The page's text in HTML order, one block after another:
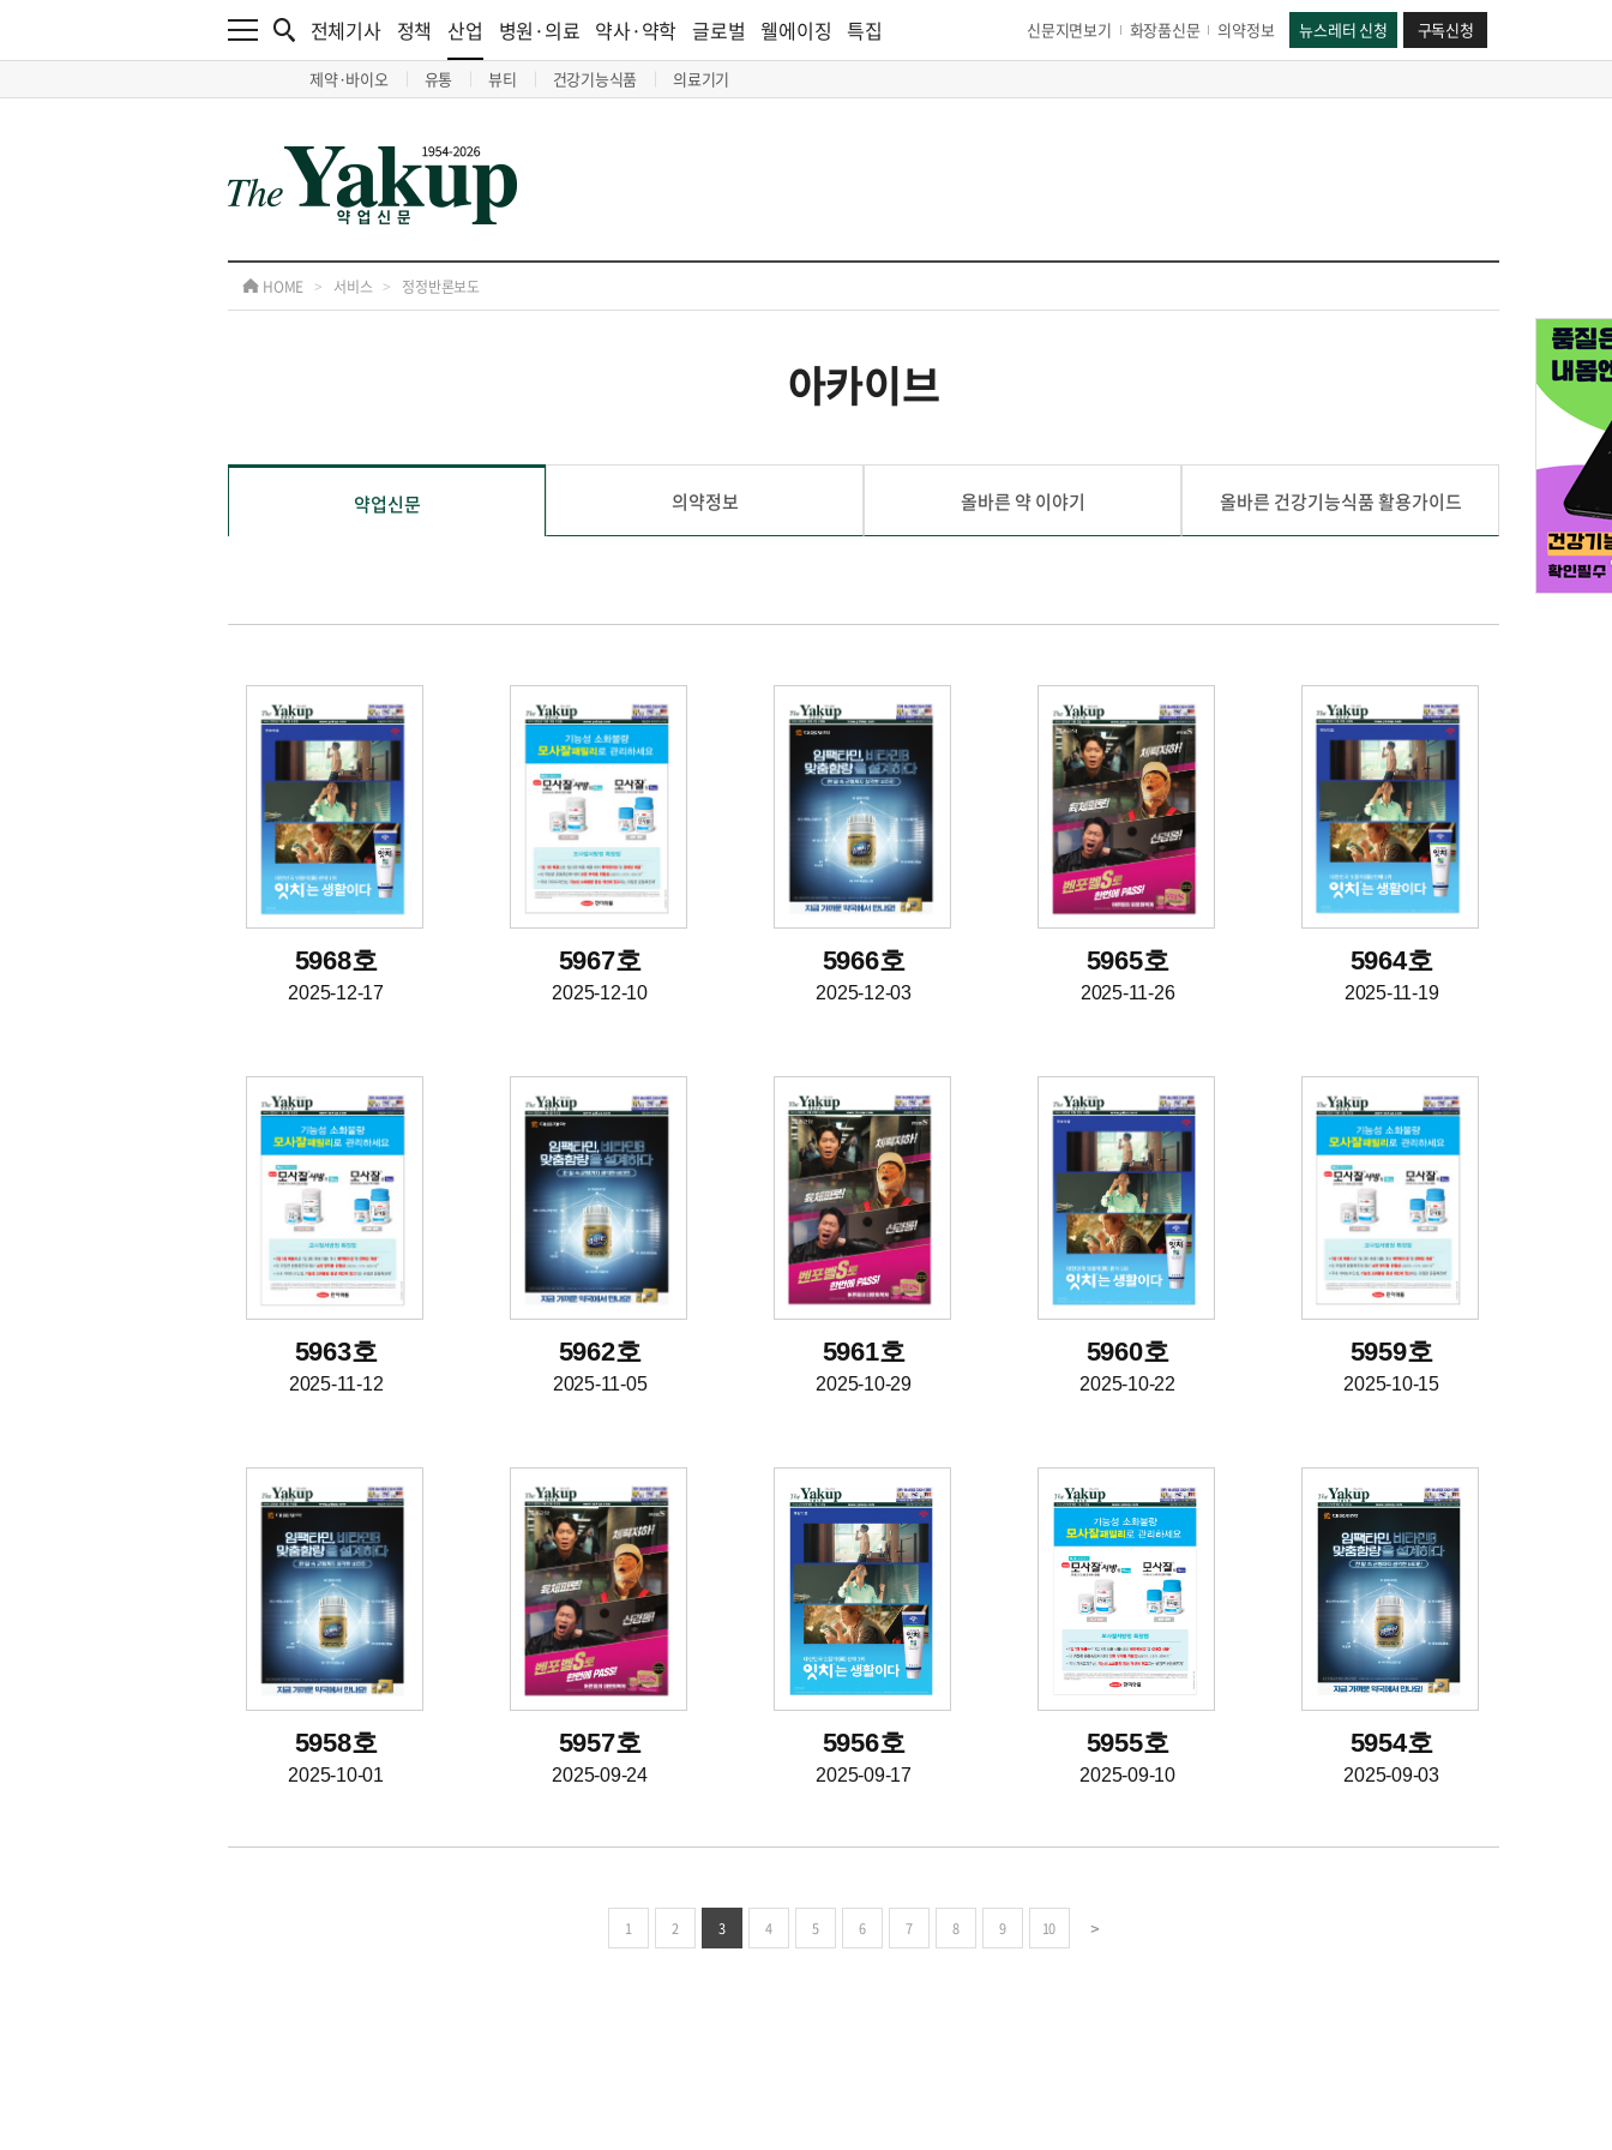
전체기사 정책 산업
제약·바이오 유통 뷰티 건강기능식품 의료기기
병원·의료 약사·약학 글로벌 웰에이징 특집 신문지면보기 화장품신문 의약정보 뉴스레터 신청 구독신청
HOME > 서비스 > 정정반론보도
아카이브
약업신문 의약정보 올바른 약 이야기 올바른 건강기능식품 활용가이드
5968호
2025-12-17
5967호
2025-12-10
5966호
2025-12-03
5965호
2025-11-26
5964호
2025-11-19
5963호
2025-11-12
5962호
2025-11-05
5961호
2025-10-29
5960호
2025-10-22
5959호
2025-10-15
5958호
2025-10-01
5957호
2025-09-24
5956호
2025-09-17
5955호
2025-09-10
5954호
2025-09-03
1 2 3 4 5 6 7 8 9 10